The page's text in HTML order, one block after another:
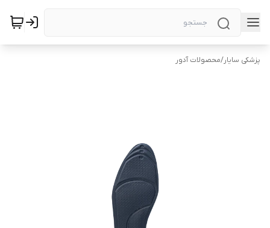
پزشکی سایار/محصولات آدور